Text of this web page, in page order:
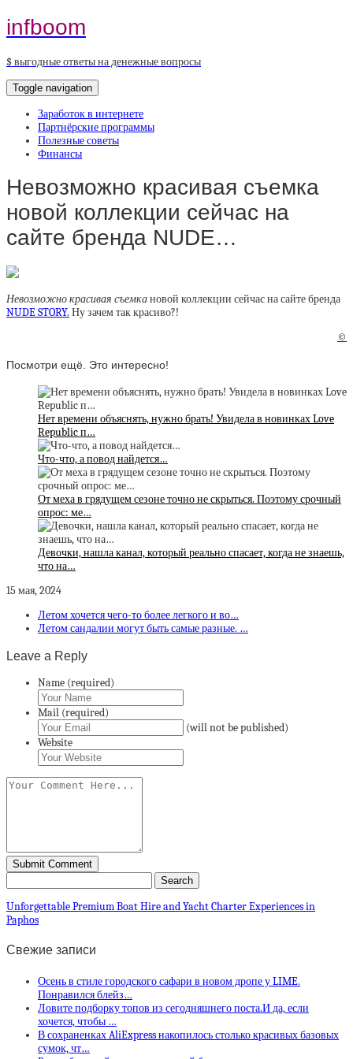
infboom
$ выгодные ответы на денежные вопросы
Toggle navigation
Заработок в интернете
Партнёрские программы
Полезные советы
Финансы
Невозможно красивая съемка
новой коллекции сейчас на
сайте бренда NUDE…
Невозможно красивая съемкановой коллекции сейчас на сайте бренда
NUDE STORY. Ну зачем так красиво?!
©
Посмотри ещё. Это интересно!
Нет времени объяснять, нужно брать! Увидела в новинках Love
Republic п…
Что-что, а повод найдется…
От меха в грядущем сезоне точно не скрыться. Поэтому срочный
опрос: ме…
Девочки, нашла канал, который реально спасает, когда не знаешь,
что на…
15 мая, 2024
Летом хочется чего-то более легкого и во…
Летом сандалии могут быть самые разные. …
Leave a Reply
Name (required)
Mail (required)
(will not be published)
Website
Unforgettable Premium Boat Hire and Yacht Charter Experiences in
Paphos
Свежие записи
Осень в стиле городского сафари в новом дропе у LIME.
Понравился блейз…
Ловите подборку топов из сегодняшнего поста.И да, если
хочется, чтобы …
В сохраненках AliExpress накопилось столько красивых базовых
сумок, чт…